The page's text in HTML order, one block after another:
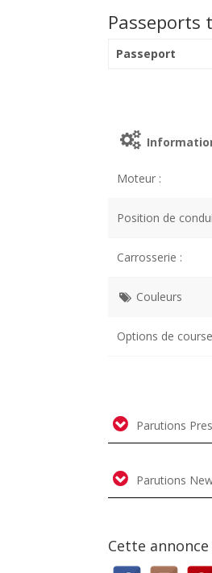
Passeports
Passeport
Moteur :
Position de
Carrosserie :
Couleurs
Options de
Parutions
Parutions
Cette